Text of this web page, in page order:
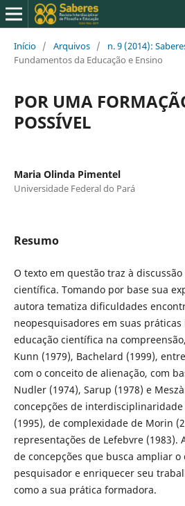
Início / Arquivos / n. 9 (2014):
Fundamentos da Educação e Ensino
POR UMA
POSSÍVEL
Maria Olinda Pimentel
Universidade Federal do Pará
Resumo
O texto em questão traz à
científica. Tomando por base sua
autora tematiza dificuldades
neopesquisadores em suas
educação científica na
Kunn (1979), Bachelard (1999),
com o conceito de alienação, com
Nudler (1974), Sarup (1978) e
concepções de interdisciplinaridade
(1995), de complexidade de Morin
representações de Lefebvre (1983).
de concepções que busca ampliar o
pesquisador e enriquecer seu
como a sua prática formadora.